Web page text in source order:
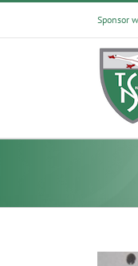
Skip
content
Sponsor